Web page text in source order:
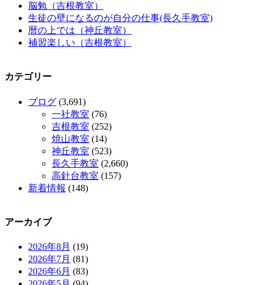
脳勉（吉根教室）
生徒の壁になるのが自分の仕事(長久手教室)
暦の上では（神丘教室）
補習楽しい（吉根教室）
カテゴリー
ブログ (3,691)
一社教室 (76)
吉根教室 (252)
焼山教室 (14)
神丘教室 (523)
長久手教室 (2,660)
高針台教室 (157)
新着情報 (148)
アーカイブ
2026年8月 (19)
2026年7月 (81)
2026年6月 (83)